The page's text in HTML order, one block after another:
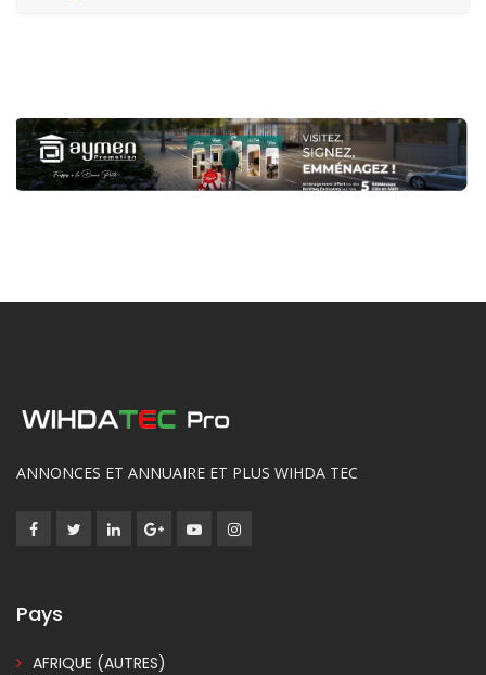
ANNONCES ET ANNUAIRE ET PLUS WIHDA TEC
Pays
AFRIQUE (AUTRES)